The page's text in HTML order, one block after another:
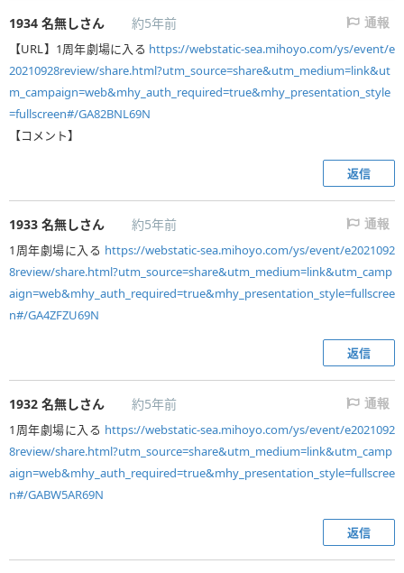
1934 名無しさん 約5年前 通報
【URL】1周年劇場に入る https://webstatic-sea.mihoyo.com/ys/event/e
20210928review/share.html?utm_source=share&utm_medium=link&ut
m_campaign=web&mhy_auth_required=true&mhy_presentation_style
=fullscreen#/GA82BNL69N
【コメント】
返信
1933 名無しさん 約5年前 通報
1周年劇場に入る https://webstatic-sea.mihoyo.com/ys/event/e2021092
8review/share.html?utm_source=share&utm_medium=link&utm_camp
aign=web&mhy_auth_required=true&mhy_presentation_style=fullscree
n#/GA4ZFZU69N
返信
1932 名無しさん 約5年前 通報
1周年劇場に入る https://webstatic-sea.mihoyo.com/ys/event/e2021092
8review/share.html?utm_source=share&utm_medium=link&utm_camp
aign=web&mhy_auth_required=true&mhy_presentation_style=fullscree
n#/GABW5AR69N
返信